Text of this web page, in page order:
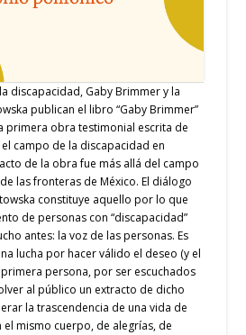
discapacidad, Gaby Brimmer y la
publican el libro “Gaby Brimmer”
primera obra testimonial escrita de
campo de la discapacidad en
de la obra fue más allá del campo
las fronteras de México. El diálogo
constituye aquello por lo que
de personas con “discapacidad”
antes: la voz de las personas. Es
lucha por hacer válido el deseo (y el
persona, por ser escuchados
al público un extracto de dicho
la trascendencia de una vida de
mismo cuerpo, de alegrías, de